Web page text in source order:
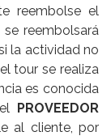
reembolse el
, se reembolsará
la actividad no
tour se realiza
es conocida
PROVEEDOR
al cliente, por